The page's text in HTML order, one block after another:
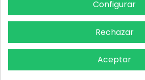
TAMBIÉN PODRÍA
Configurar
Rechazar
Aceptar